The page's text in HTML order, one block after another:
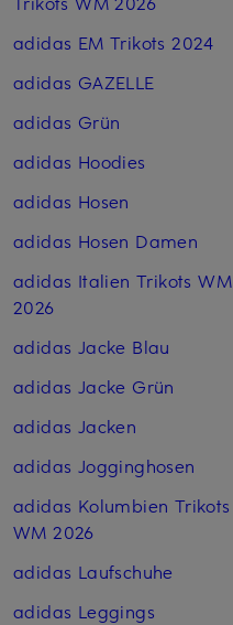
adidas EM Trikots 2024
adidas GAZELLE
adidas Grün
adidas Hoodies
adidas Hosen
adidas Hosen Damen
adidas Italien Trikots WM
2026
adidas Jacke Blau
adidas Jacke Grün
adidas Jacken
adidas Jogginghosen
adidas Kolumbien Trikots
WM 2026
adidas Laufschuhe
adidas Leggings